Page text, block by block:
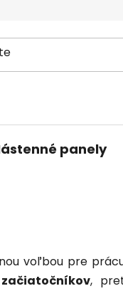
panely
voľbou pre
,